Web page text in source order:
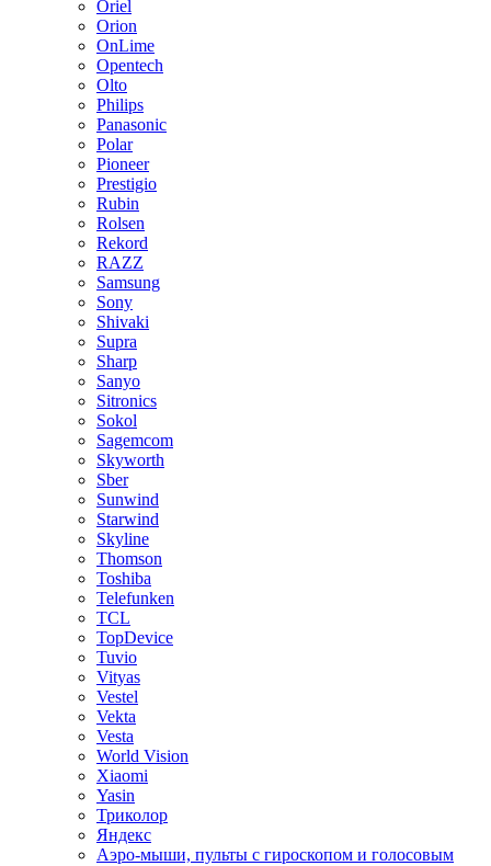
Oriel
Orion
OnLime
Opentech
Olto
Philips
Panasonic
Polar
Pioneer
Prestigio
Rubin
Rolsen
Rekord
RAZZ
Samsung
Sony
Shivaki
Supra
Sharp
Sanyo
Sitronics
Sokol
Sagemcom
Skyworth
Sber
Sunwind
Starwind
Skyline
Thomson
Toshiba
Telefunken
TCL
TopDevice
Tuvio
Vityas
Vestel
Vekta
Vesta
World Vision
Xiaomi
Yasin
Триколор
Яндекс
Аэро-мыши, пульты с гироскопом и голосовым